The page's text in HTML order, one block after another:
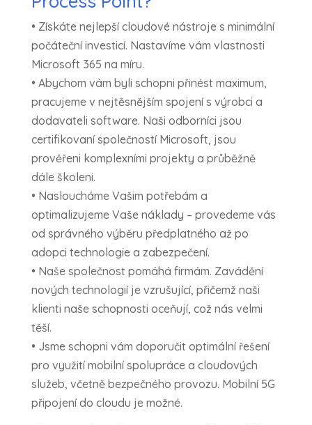
• Získáte nejlepší cloudové nástroje s minimální
počáteční investicí. Nastavíme vám vlastnosti
Microsoft 365 na míru.
• Abychom vám byli schopni přinést maximum,
pracujeme v nejtěsnějším spojení s výrobci a
dodavateli software. Naši odborníci jsou
certifikovaní společností Microsoft, jsou
prověřeni komplexními projekty a průběžně
dále školeni.
• Nasloucháme Vašim potřebám a
optimalizujeme Vaše náklady – provedeme vás
od správného výběru předplatného až po
adopci technologie a zabezpečení.
• Naše společnost pomáhá firmám. Zavádění
nových technologií je vzrušující, přičemž naši
klienti naše schopnosti oceňují, což nás velmi
těší.
• Jsme schopni vám doporučit optimální řešení
pro využití mobilní spolupráce a cloudových
služeb, včetně bezpečného provozu. Mobilní 5G
připojení do cloudu je možné.